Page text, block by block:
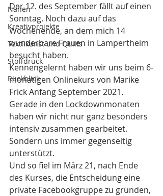
Nähen
Kreativprojekte
Textilkunst und Quilts
Stoffdruck
Rückblick
Der 12. des September fällt auf einen
Sonntag. Noch dazu auf das
Wochenende, an dem mich 14
wunderbare Frauen in Lampertheim
besucht haben.
Kennengelernt haben wir uns beim 6-
monatigen Onlinekurs von Marike
Frick Anfang September 2021.
Gerade in den Lockdownmonaten
haben wir nicht nur ganz besonders
intensiv zusammen gearbeitet.
Sondern uns immer gegenseitig
unterstützt.
Und so fiel im März 21, nach Ende
des Kurses, die Entscheidung eine
private Facebookgruppe zu gründen,